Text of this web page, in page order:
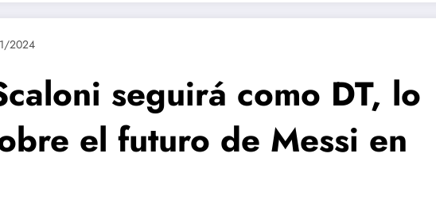
2024
seguirá como DT, lo
el futuro de Messi en